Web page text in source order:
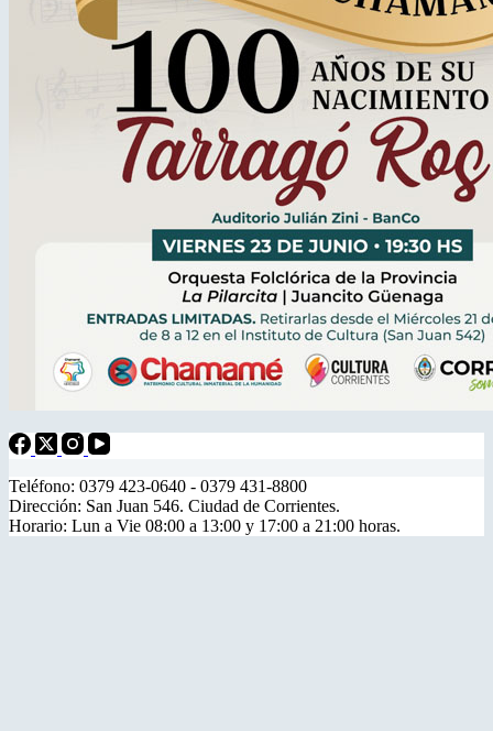
Teléfono: 0379 423-0640 - 0379 431-8800
Dirección: San Juan 546. Ciudad de Corrientes.
Horario: Lun a Vie 08:00 a 13:00 y 17:00 a 21:00 horas.